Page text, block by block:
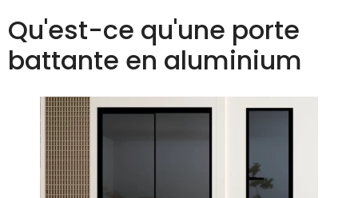
Qu'est-ce qu'une porte
battante en aluminium